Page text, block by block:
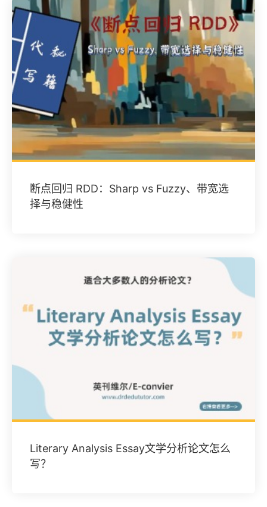
断点回归 RDD：Sharp vs Fuzzy、带宽选
择与稳健性
Literary Analysis Essay文学分析论文怎么
写？